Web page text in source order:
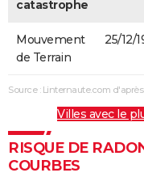
catastrophe
Mouvement
de Terrain
25/12/
Source : Linternaute.com
Villes avec le
RISQUE DE
COURBES